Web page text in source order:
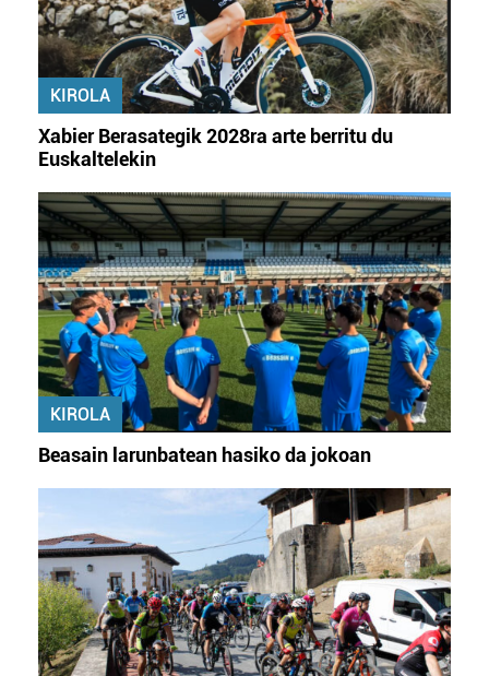
KIROLA
Xabier Berasategik 2028ra arte berritu du
Euskaltelekin
KIROLA
Beasain larunbatean hasiko da jokoan